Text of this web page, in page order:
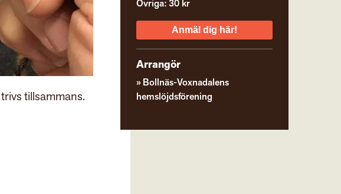
tillsammans.
Övriga: 30 kr
Anmäl dig här!
Arrangör
Bollnäs-Voxnadalens
hemslöjdsförening